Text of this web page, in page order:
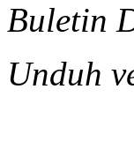
Buletin
Unduh